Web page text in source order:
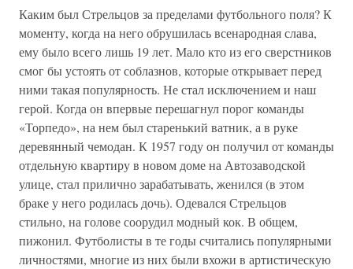
Каким был Стрельцов за пределами футбольного поля? К
моменту, когда на него обрушилась всенародная слава,
ему было всего лишь 19 лет. Мало кто из его сверстников
смог бы устоять от соблазнов, которые открывает перед
ними такая популярность. Не стал исключением и наш
герой. Когда он впервые перешагнул порог команды
«Торпедо», на нем был старенький ватник, а в руке
деревянный чемодан. К 1957 году он получил от команды
отдельную квартиру в новом доме на Автозаводской
улице, стал прилично зарабатывать, женился (в этом
браке у него родилась дочь). Одевался Стрельцов
стильно, на голове соорудил модный кок. В общем,
пижонил. Футболисты в те годы считались популярными
личностями, многие из них были вхожи в артистическую